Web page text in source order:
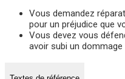
Vous demandez
pour un préjudice que
Vous devez vous
avoir subi un